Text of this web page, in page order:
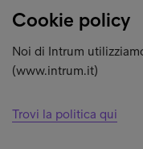
Cookie policy
Noi di Intrum
(www.intrum.it)
Trovi la politica qui